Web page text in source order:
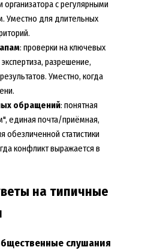
с регулярными
Уместно для длительных
: проверки на ключевых
разрешение,
Уместно, когда
обращений: понятная
единая почта/приёмная,
обезличенной статистики
конфликт выражается в
на типичные
слушания